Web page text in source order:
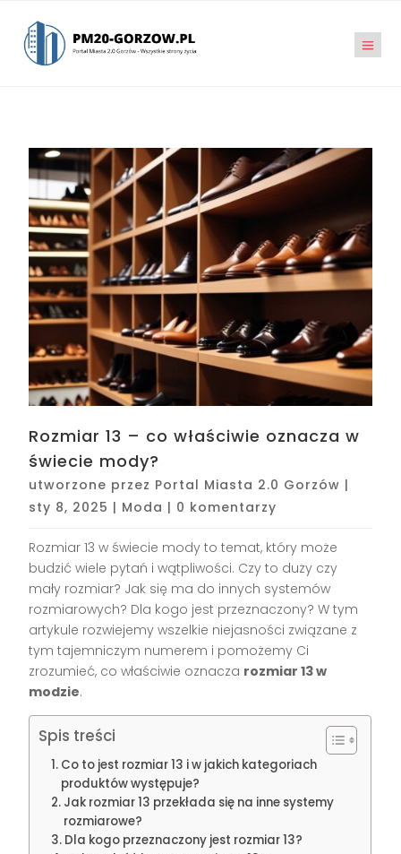
Rozmiar 13 – co właściwie oznacza w
świecie mody?
utworzone przez Portal Miasta 2.0 Gorzów |
sty 8, 2025 | Moda | 0 komentarzy
Rozmiar 13 w świecie mody to temat, który może
budzić wiele pytań i wątpliwości. Czy to duży czy
mały rozmiar? Jak się ma do innych systemów
rozmiarowych? Dla kogo jest przeznaczony? W tym
artykule rozwiejemy wszelkie niejasności związane z
tym tajemniczym numerem i pomożemy Ci
zrozumieć, co właściwie oznacza rozmiar 13 w
modzie.
Spis treści
Co to jest rozmiar 13 i w jakich kategoriach
produktów występuje?
Jak rozmiar 13 przekłada się na inne systemy
rozmiarowe?
Dla kogo przeznaczony jest rozmiar 13?